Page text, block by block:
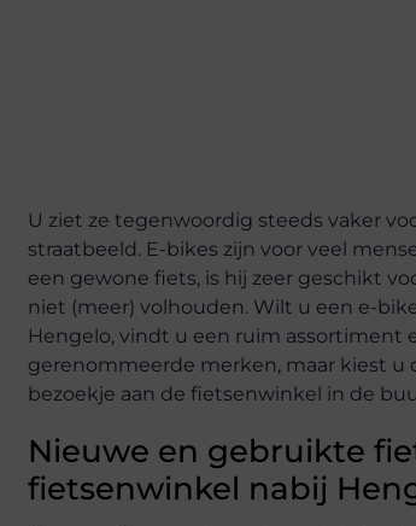
U ziet ze tegenwoordig steeds vaker
straatbeeld. E-bikes zijn voor veel
een gewone fiets, is hij zeer geschikt
niet (meer) volhouden. Wilt u een e-
Hengelo, vindt u een ruim assortiment
gerenommeerde merken, maar kiest
bezoekje aan de fietsenwinkel in de
Nieuwe en gebruikte
fietsenwinkel nabij